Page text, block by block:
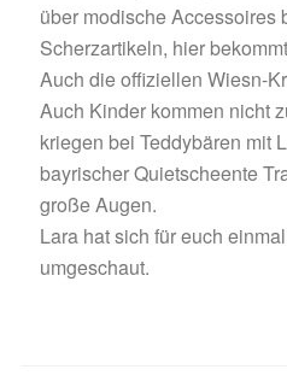
über modische Accessoires
Scherzartikeln, hier
Auch die offiziellen Wiesn-
Auch Kinder kommen nicht
kriegen bei Teddybären mit
bayrischer Quietscheente
große Augen.
Lara hat sich für euch
umgeschaut.